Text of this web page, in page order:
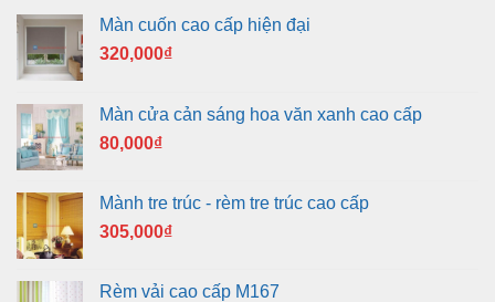
Màn cuốn cao cấp hiện đại
320,000₫
Màn cửa cản sáng hoa văn xanh cao cấp
80,000₫
Mành tre trúc - rèm tre trúc cao cấp
305,000₫
Rèm vải cao cấp M167